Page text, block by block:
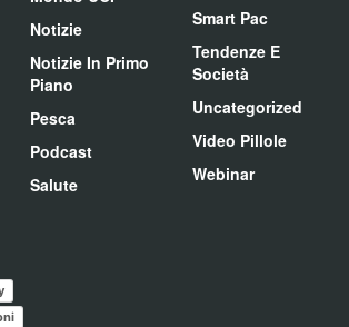
Notizie
Notizie In Primo
Piano
Pesca
Podcast
Salute
Smart Pac
Tendenze E
Società
Uncategorized
Video Pillole
Webinar